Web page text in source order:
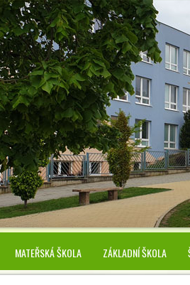
MATEŘSKÁ ŠKOLA ZÁKLADNÍ ŠKOLA